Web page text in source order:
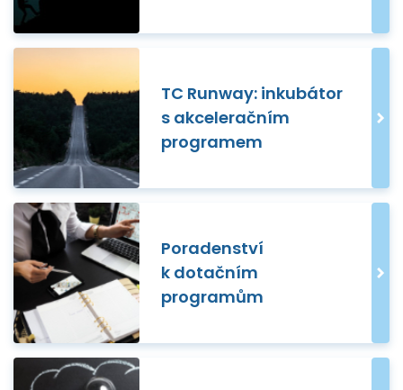
TC Runway: inkubátor
s akceleračním
programem
Poradenství
k dotačním
programům